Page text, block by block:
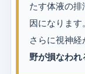
たす体液の排
因になります
さらに視神経
野が損なわれ